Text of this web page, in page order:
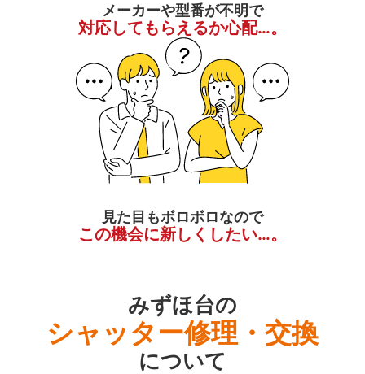
メーカーや型番が不明で
対応してもらえるか心配…。
見た目もボロボロなので
この機会に新しくしたい…。
みずほ台の
シャッター修理・交換
について